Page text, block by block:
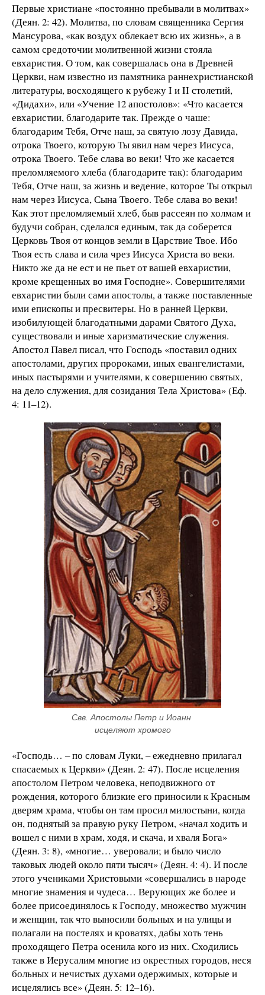
Первые христиане «постоянно пребывали в молитвах»
(Деян. 2: 42). Молитва, по словам священника Сергия
Мансурова, «как воздух облекает всю их жизнь», а в
самом средоточии молитвенной жизни стояла
евхаристия. О том, как совершалась она в Древней
Церкви, нам известно из памятника раннехристианской
литературы, восходящего к рубежу I и II столетий,
«Дидахи», или «Учение 12 апостолов»: «Что касается
евхаристии, благодарите так. Прежде о чаше:
благодарим Тебя, Отче наш, за святую лозу Давида,
отрока Твоего, которую Ты явил нам через Иисуса,
отрока Твоего. Тебе слава во веки! Что же касается
преломляемого хлеба (благодарите так): благодарим
Тебя, Отче наш, за жизнь и ведение, которое Ты открыл
нам через Иисуса, Сына Твоего. Тебе слава во веки!
Как этот преломляемый хлеб, быв рассеян по холмам и
будучи собран, сделался единым, так да соберется
Церковь Твоя от концов земли в Царствие Твое. Ибо
Твоя есть слава и сила чрез Иисуса Христа во веки.
Никто же да не ест и не пьет от вашей евхаристии,
кроме крещенных во имя Господне». Совершителями
евхаристии были сами апостолы, а также поставленные
ими епископы и пресвитеры. Но в ранней Церкви,
изобилующей благодатными дарами Святого Духа,
существовали и иные харизматические служения.
Апостол Павел писал, что Господь «поставил одних
апостолами, других пророками, иных евангелистами,
иных пастырями и учителями, к совершению святых,
на дело служения, для созидания Тела Христова» (Еф.
4: 11–12).
Свв. Апостолы Петр и Иоанн
исцеляют хромого
«Господь… – по словам Луки, – ежедневно прилагал
спасаемых к Церкви» (Деян. 2: 47). После исцеления
апостолом Петром человека, неподвижного от
рождения, которого близкие его приносили к Красным
дверям храма, чтобы он там просил милостыни, когда
он, поднятый за правую руку Петром, «начал ходить и
вошел с ними в храм, ходя, и скача, и хваля Бога»
(Деян. 3: 8), «многие… уверовали; и было число
таковых людей около пяти тысяч» (Деян. 4: 4). И после
этого учениками Христовыми «совершались в народе
многие знамения и чудеса… Верующих же более и
более присоединялось к Господу, множество мужчин
и женщин, так что выносили больных и на улицы и
полагали на постелях и кроватях, дабы хоть тень
проходящего Петра осенила кого из них. Сходились
также в Иерусалим многие из окрестных городов, неся
больных и нечистых духами одержимых, которые и
исцелялись все» (Деян. 5: 12–16).